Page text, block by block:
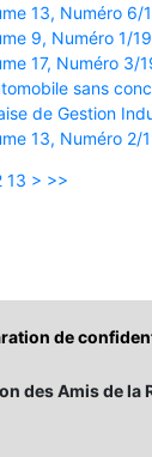
13, Numéro 6/
9, Numéro 1/
17, Numéro 3/
sans
de Gestion
13, Numéro 2/
13 > >>
de
des Amis de